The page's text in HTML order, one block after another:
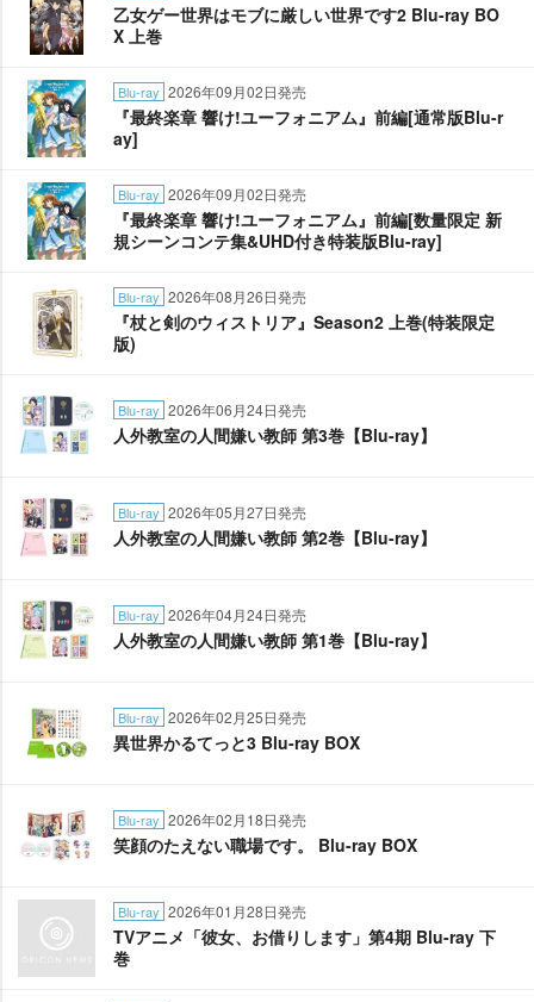
乙女ゲー世界はモブに厳しい世界です2 Blu-ray BO
X 上巻
Blu-ray 2026年09月02日発売
『最終楽章 響け!ユーフォニアム』前編[通常版Blu-r
ay]
Blu-ray 2026年09月02日発売
『最終楽章 響け!ユーフォニアム』前編[数量限定 新
規シーンコンテ集&UHD付き特装版Blu-ray]
Blu-ray 2026年08月26日発売
『杖と剣のウィストリア』Season2 上巻(特装限定
版)
Blu-ray 2026年06月24日発売
人外教室の人間嫌い教師 第3巻【Blu-ray】
Blu-ray 2026年05月27日発売
人外教室の人間嫌い教師 第2巻【Blu-ray】
Blu-ray 2026年04月24日発売
人外教室の人間嫌い教師 第1巻【Blu-ray】
Blu-ray 2026年02月25日発売
異世界かるてっと3 Blu-ray BOX
Blu-ray 2026年02月18日発売
笑顔のたえない職場です。 Blu-ray BOX
Blu-ray 2026年01月28日発売
TVアニメ「彼女、お借りします」第4期 Blu-ray 下
巻